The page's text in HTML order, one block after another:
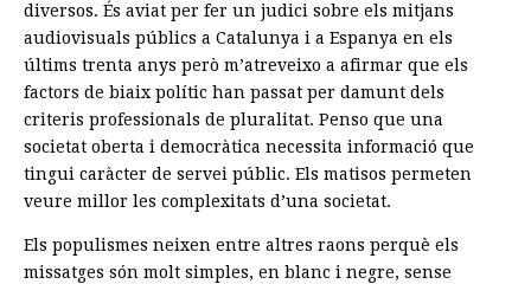
diversos. És aviat per fer un judici sobre els mitjans
audiovisuals públics a Catalunya i a Espanya en els
últims trenta anys però m’atreveixo a afirmar que els
factors de biaix polític han passat per damunt dels
criteris professionals de pluralitat. Penso que una
societat oberta i democràtica necessita informació que
tingui caràcter de servei públic. Els matisos permeten
veure millor les complexitats d’una societat.
Els populismes neixen entre altres raons perquè els
missatges són molt simples, en blanc i negre, sense